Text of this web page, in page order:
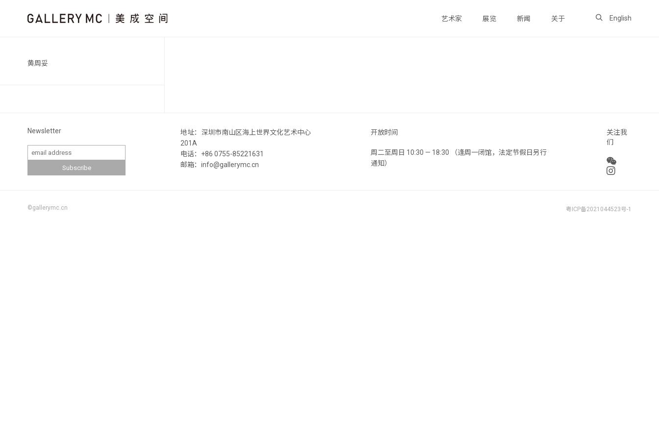
艺术家 展览 新闻 关于 English
黄周妥
Newsletter
地址：深圳市南山区海上世界文化艺术中心
201A
电话：+86 0755-85221631
邮箱：info@gallerymc.cn
开放时间
周二至周日 10:30 — 18:30 （逢周一闭馆，法定节假日另行
通知）
关注我
们
©gallerymc.cn 粤ICP备2021044523号-1